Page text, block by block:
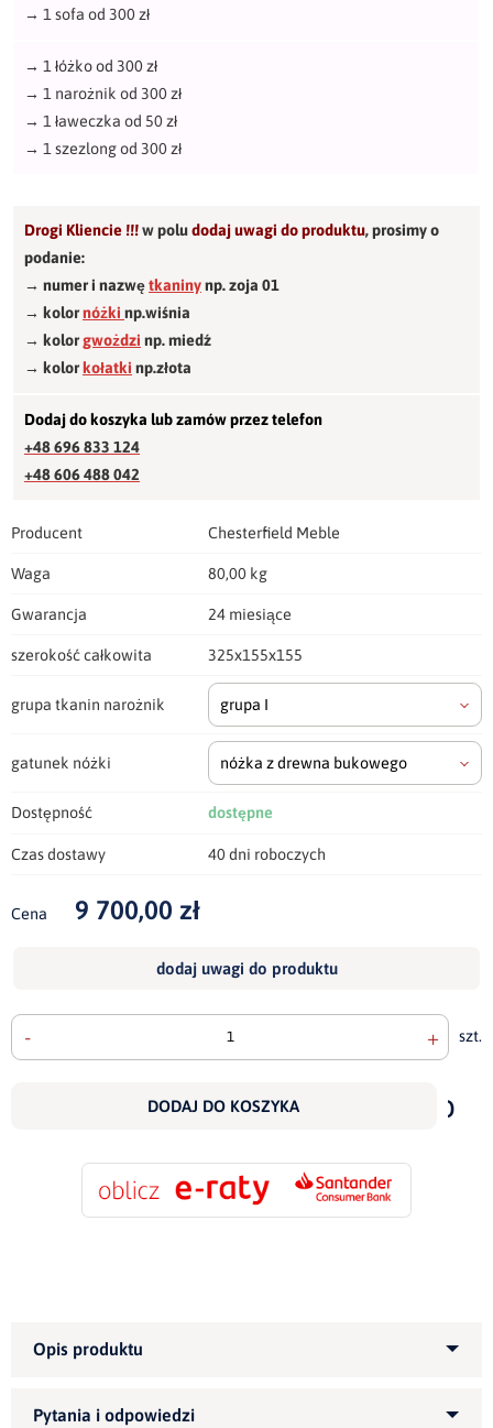
→ 1 sofa od 300 zł
→ 1 łóżko od 300 zł
→ 1 narożnik od 300 zł
→ 1 ławeczka od 50 zł
→ 1 szezlong od 300 zł
Drogi Kliencie !!!w poludodaj uwagi do produktu,prosimy o
podanie:
→ numer i nazwętkaninynp. zoja 01
→ kolornóżki np.wiśnia
→ kolorgwożdzi np. miedź
→ kolorkołatki np.złota
Dodaj do koszyka lub zamów przez telefon
+48 696 833 124
+48 606 488 042
Producent Chesterfield Meble
Waga 80,00 kg
Gwarancja 24 miesiące
szerokość całkowita 325x155x155
grupa tkanin narożnik grupa I
gatunek nóżki nóżka z drewna bukowego
Dostępność dostępne
Czas dostawy 40 dni roboczych
Cena 9 700,00 zł
dodaj uwagi do produktu
- + szt.
DODAJ DO KOSZYKA
do